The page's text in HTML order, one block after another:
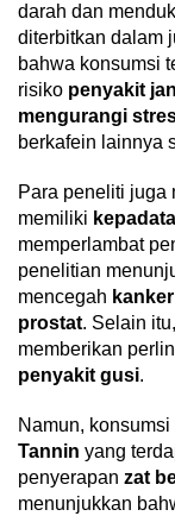
darah dan
diterbitkan dalam
bahwa konsumsi
risiko penyakit
mengurangi
berkafein lainnya
Para peneliti juga
memiliki
memperlambat
penelitian
mencegah
prostat. Selain
memberikan
penyakit gusi.
Namun,
Tannin yang
penyerapan zat
menunjukkan